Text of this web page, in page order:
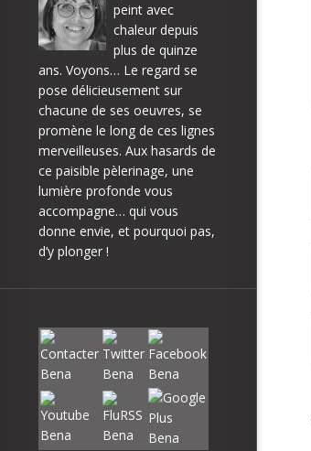
peint avec
chaleur depuis
plus de quinze
ans. Voyons… Le regard se
pose délicieusement sur
chacune de ses oeuvres, se
promène le long de ces lignes
merveilleuses. Aux hasards de
ce paisible pèlerinage, une
lumière profonde vous
accompagne… qui vous
donne envie, et pourquoi pas,
d’y plonger !